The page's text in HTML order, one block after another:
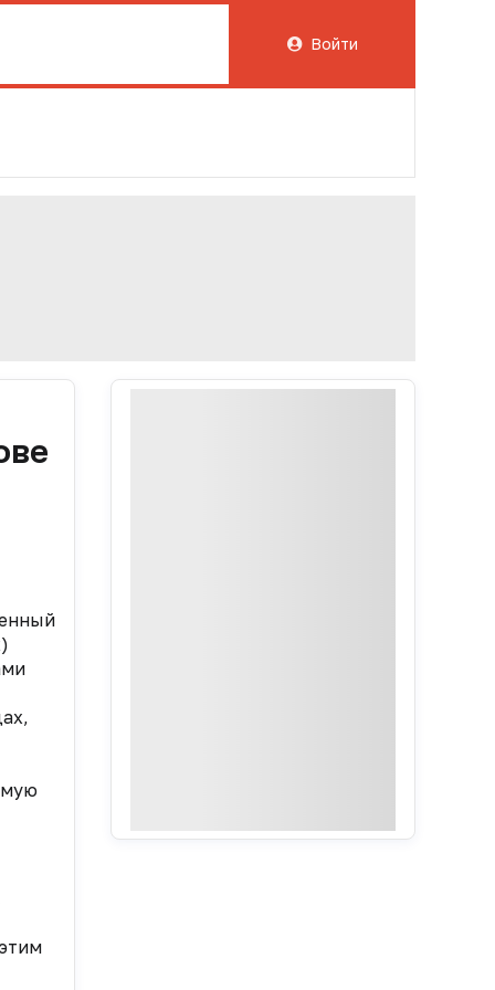
Войти